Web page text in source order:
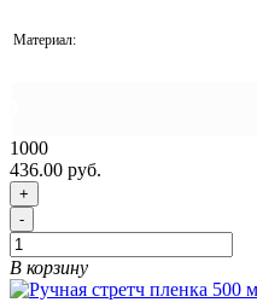
Материал:
1000
436.00 руб.
+
-
В корзину